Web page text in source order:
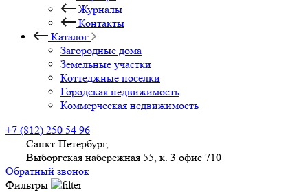
Журналы
Контакты
Каталог
Загородные дома
Земельные участки
Коттеджные поселки
Городская недвижимость
Коммерческая недвижимость
+7 (812) 250 54 96
Санкт-Петербург,
Выборгская набережная 55, к. 3 офис 710
Обратный звонок
Фильтры